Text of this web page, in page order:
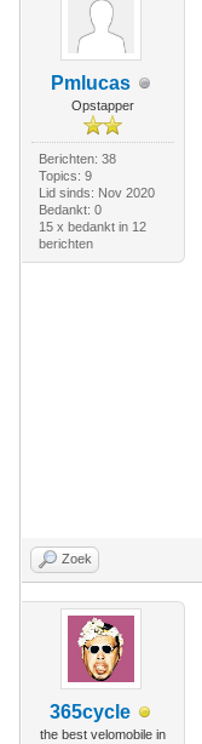
Pmlucas
Opstapper
Berichten: 38
Topics: 9
Lid sinds: Nov 2020
Bedankt: 0
15 x bedankt in 12
berichten
Zoek
365cycle
the best velomobile in